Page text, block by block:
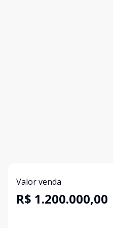
Valor venda
R$ 1.200.000,00